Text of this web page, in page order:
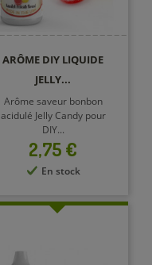
ARÔME DIY LIQUIDE
JELLY...
Arôme saveur bonbon
acidulé Jelly Candy pour
DIY...
Prix
2,75 €
En stock